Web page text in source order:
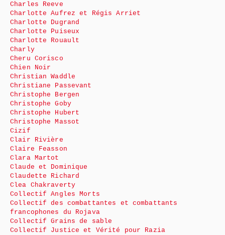
Charles Reeve
Charlotte Aufrez et Régis Arriet
Charlotte Dugrand
Charlotte Puiseux
Charlotte Rouault
Charly
Cheru Corisco
Chien Noir
Christian Waddle
Christiane Passevant
Christophe Bergen
Christophe Goby
Christophe Hubert
Christophe Massot
Cizif
Clair Rivière
Claire Feasson
Clara Martot
Claude et Dominique
Claudette Richard
Clea Chakraverty
Collectif Angles Morts
Collectif des combattantes et combattants
francophones du Rojava
Collectif Grains de sable
Collectif Justice et Vérité pour Razia